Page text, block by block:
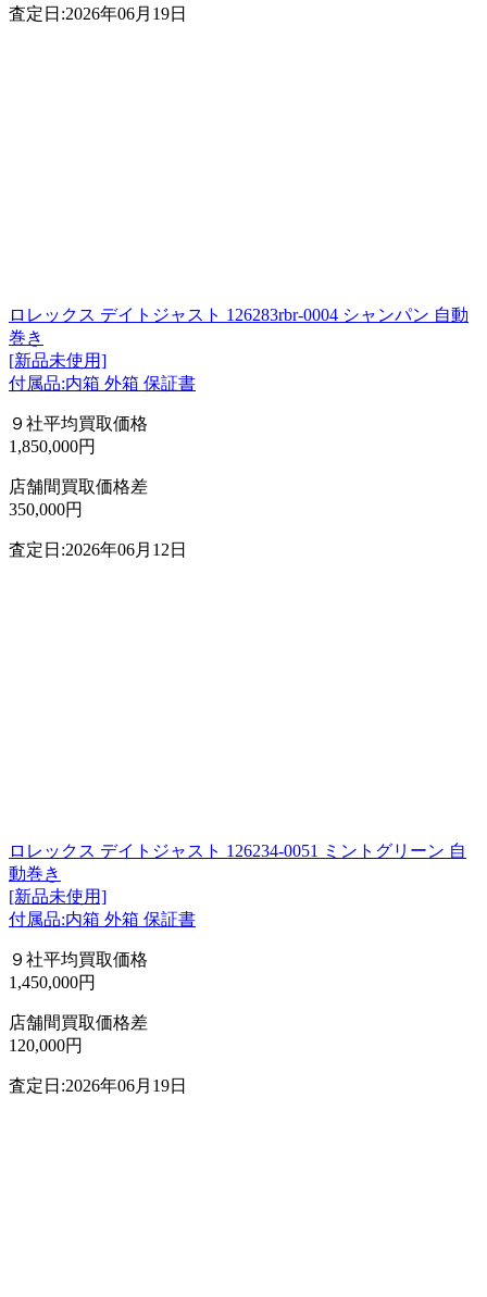
査定日:2026年06月19日
ロレックス デイトジャスト 126283rbr-0004 シャンパン 自動
巻き
[新品未使用]
付属品:内箱 外箱 保証書
９社平均買取価格
1,850,000円
店舗間買取価格差
350,000円
査定日:2026年06月12日
ロレックス デイトジャスト 126234-0051 ミントグリーン 自
動巻き
[新品未使用]
付属品:内箱 外箱 保証書
９社平均買取価格
1,450,000円
店舗間買取価格差
120,000円
査定日:2026年06月19日